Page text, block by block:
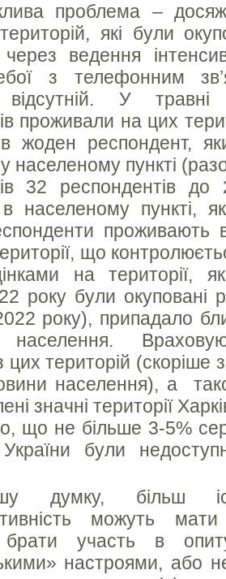
проблема –
які були
ведення
з телефонним
відсутній. У
проживали на цих
жоден респондент,
населеному пункті
32 респондентів
населеному пункті,
що
на території,
року були окуповані
року), припадало
населення.
цих територій (скоріше
населення), а
значні території
що не більше 3-5%
були
думку, більш
можуть
брати участь в
настроями, або